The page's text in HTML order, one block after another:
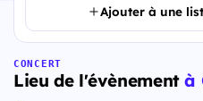
Ajouter à une
CONCERT
Lieu de l'évènementà